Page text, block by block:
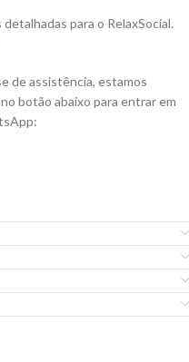
para o RelaxSocial.
de assistência, estamos
botão abaixo para entrar em